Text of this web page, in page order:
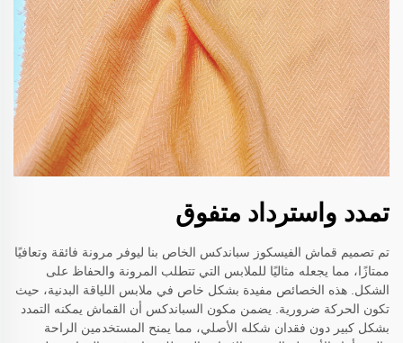
تمدد واسترداد متفوق
تم تصميم قماش الفيسكوز سباندكس الخاص بنا ليوفر مرونة فائقة وتعافيًا
ممتازًا، مما يجعله مثاليًا للملابس التي تتطلب المرونة والحفاظ على
الشكل. هذه الخصائص مفيدة بشكل خاص في ملابس اللياقة البدنية، حيث
تكون الحركة ضرورية. يضمن مكون السباندكس أن القماش يمكنه التمدد
بشكل كبير دون فقدان شكله الأصلي، مما يمنح المستخدمين الراحة